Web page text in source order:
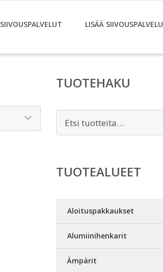
SIIVOUSPALVELUT LISÄÄ SIIVOUSPALVELU
TUOTEHAKU
TUOTEALUEET
Aloituspakkaukset
Alumiinihenkarit
Ämpärit